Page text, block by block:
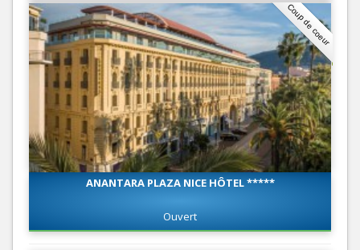
Coup de coeur
ANANTARA PLAZA NICE HÔTEL *****
Ouvert